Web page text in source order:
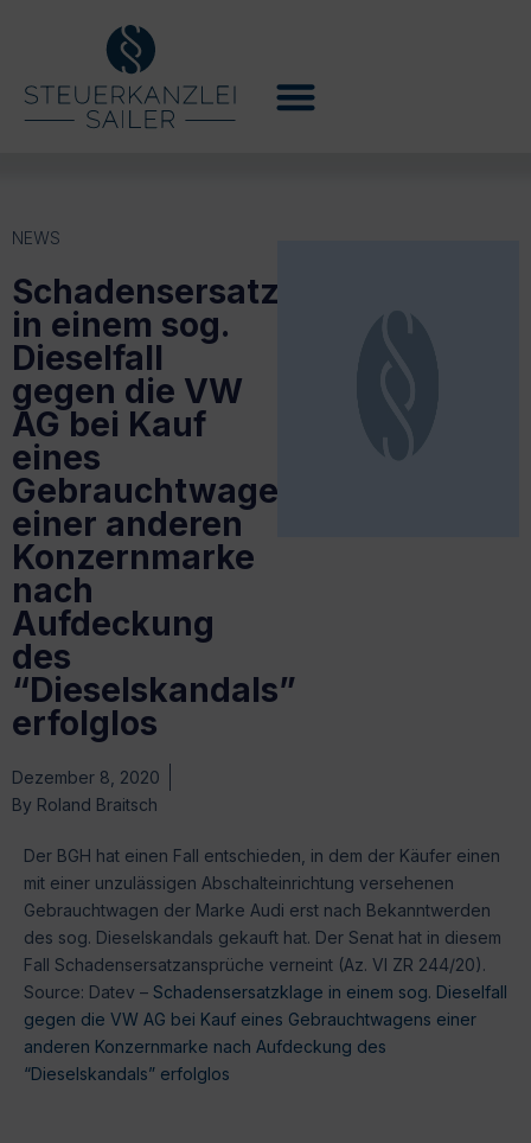
NEWS
Schadensersatzklage
in einem sog.
Dieselfall
gegen die VW
AG bei Kauf
eines
Gebrauchtwagens
einer anderen
Konzernmarke
nach
Aufdeckung
des
“Dieselskandals”
erfolglos
Dezember 8, 2020
By Roland Braitsch
Der BGH hat einen Fall entschieden, in dem der Käufer einen
mit einer unzulässigen Abschalteinrichtung versehenen
Gebrauchtwagen der Marke Audi erst nach Bekanntwerden
des sog. Dieselskandals gekauft hat. Der Senat hat in diesem
Fall Schadensersatzansprüche verneint (Az. VI ZR 244/20).
Source: Datev – Schadensersatzklage in einem sog. Dieselfall
gegen die VW AG bei Kauf eines Gebrauchtwagens einer
anderen Konzernmarke nach Aufdeckung des
“Dieselskandals” erfolglos